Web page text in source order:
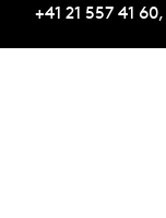
+41 21 557 41 60,